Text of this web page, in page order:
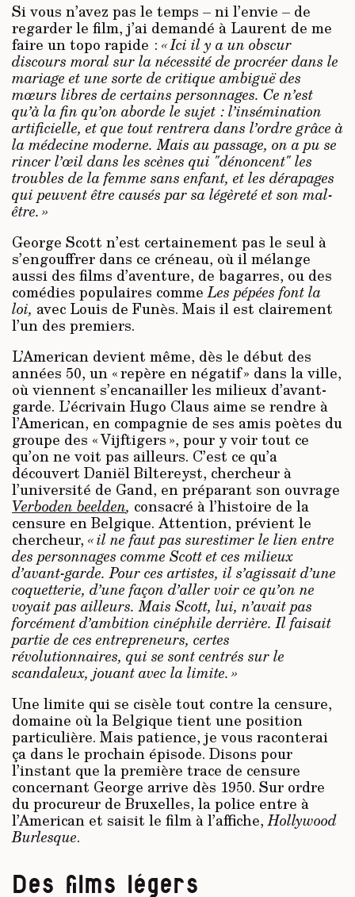
Si vous n’avez pas le temps – ni l’envie – de
regarder le film, j’ai demandé à Laurent de me
faire un topo rapide : « Ici il y a un obscur
discours moral sur la nécessité de procréer dans le
mariage et une sorte de critique ambiguë des
mœurs libres de certains personnages. Ce n’est
qu’à la fin qu’on aborde le sujet : l’insémination
artificielle, et que tout rentrera dans l’ordre grâce à
la médecine moderne. Mais au passage, on a pu se
rincer l’œil dans les scènes qui "dénoncent" les
troubles de la femme sans enfant, et les dérapages
qui peuvent être causés par sa légèreté et son mal-
être. »
George Scott n’est certainement pas le seul à
s’engouffrer dans ce créneau, où il mélange
aussi des films d’aventure, de bagarres, ou des
comédies populaires commeLes pépées font la
loi, avec Louis de Funès. Mais il est clairement
l’un des premiers.
L’American devient même, dès le début des
années 50, un « repère en négatif » dans la ville,
où viennent s’encanailler les milieux d’avant-
garde. L’écrivain Hugo Claus aime se rendre à
l’American, en compagnie de ses amis poètes du
groupe des « Vijftigers », pour y voir tout ce
qu’on ne voit pas ailleurs. C’est ce qu’a
découvert Daniël Biltereyst, chercheur à
l’université de Gand, en préparant son ouvrage
Verboden beelden, consacré à l’histoire de la
censure en Belgique. Attention, prévient le
chercheur, « il ne faut pas surestimer le lien entre
des personnages comme Scott et ces milieux
d’avant-garde. Pour ces artistes, il s’agissait d’une
coquetterie, d’une façon d’aller voir ce qu’on ne
voyait pas ailleurs. Mais Scott, lui, n’avait pas
forcément d’ambition cinéphile derrière. Il faisait
partie de ces entrepreneurs, certes
révolutionnaires, qui se sont centrés sur le
scandaleux, jouant avec la limite. »
Une limite qui se cisèle tout contre la censure,
domaine où la Belgique tient une position
particulière. Mais patience, je vous raconterai
ça dans le prochain épisode. Disons pour
l’instant que la première trace de censure
concernant George arrive dès 1950. Sur ordre
du procureur de Bruxelles, la police entre à
l’American et saisit le film à l’affiche,Hollywood
Burlesque.
Des films légers